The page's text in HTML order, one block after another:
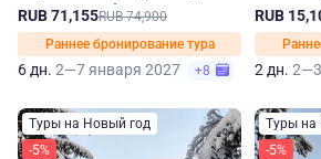
Санкт-Петербурга
RUB 71,155RUB 74,900
Раннее бронирование тура
6 дн. 2—7 января 2027 +8
дня
RUB
2 дн.
Туры на Новый год
-5%
Туры на
-5%